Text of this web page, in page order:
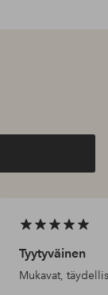
Tyytyväinen
Mukavat,